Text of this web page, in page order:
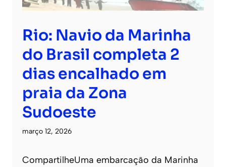
Rio: Navio da Marinha
do Brasil completa 2
dias encalhado em
praia da Zona
Sudoeste
março 12, 2026
CompartilheUma embarcação da Marinha